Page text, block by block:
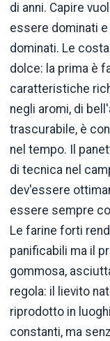
di anni. Capire
essere dominati
dominati. Le
dolce: la prima è
caratteristiche
negli aromi, di
trascurabile, è
nel tempo. Il
di tecnica nel
dev'essere
essere sempre
Le farine forti
panificabili ma il
gommosa,
regola: il lievito
riprodotto in
constanti, ma